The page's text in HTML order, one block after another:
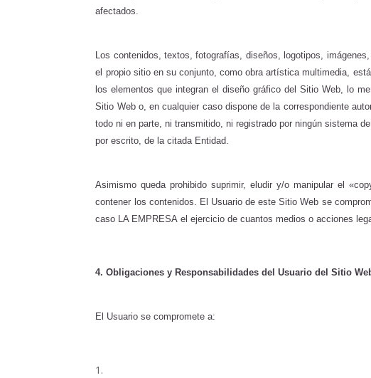
afectados.
Los contenidos, textos, fotografías, diseños, logotipos,
el propio sitio en su conjunto, como obra artística multimedia,
los elementos que integran el diseño gráfico del Sitio Web, lo
Sitio Web o, en cualquier caso dispone de la correspondiente
todo ni en parte, ni transmitido, ni registrado por ningún sistema
por escrito, de la citada Entidad.
Asimismo queda prohibido suprimir, eludir y/o manipular el
contener los contenidos. El Usuario de este Sitio Web se
caso LA EMPRESA el ejercicio de cuantos medios o acciones
4. Obligaciones y Responsabilidades del Usuario del Sitio
El Usuario se compromete a: